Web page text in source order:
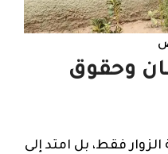
وحقوق
فقط، بل امتد إلى